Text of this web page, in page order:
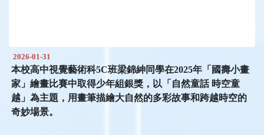
2026-01-31
本校高中視覺藝術科5C班梁錦紳同學在2025年「國壽小畫
家」繪畫比賽中取得少年組銀獎，以「自然童話 時空童
越」為主題，用畫筆描繪大自然的多彩故事和跨越時空的
奇妙場景。